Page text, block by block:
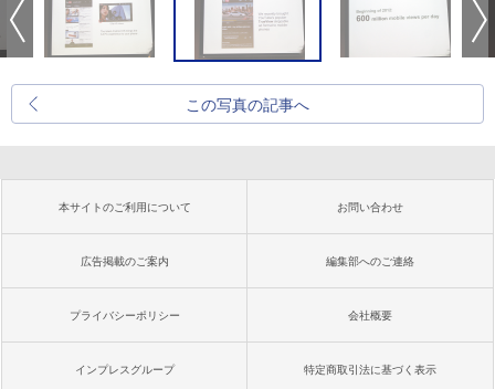
この写真の記事へ
本サイトのご利用について お問い合わせ
広告掲載のご案内 編集部へのご連絡
プライバシーポリシー 会社概要
インプレスグループ 特定商取引法に基づく表示